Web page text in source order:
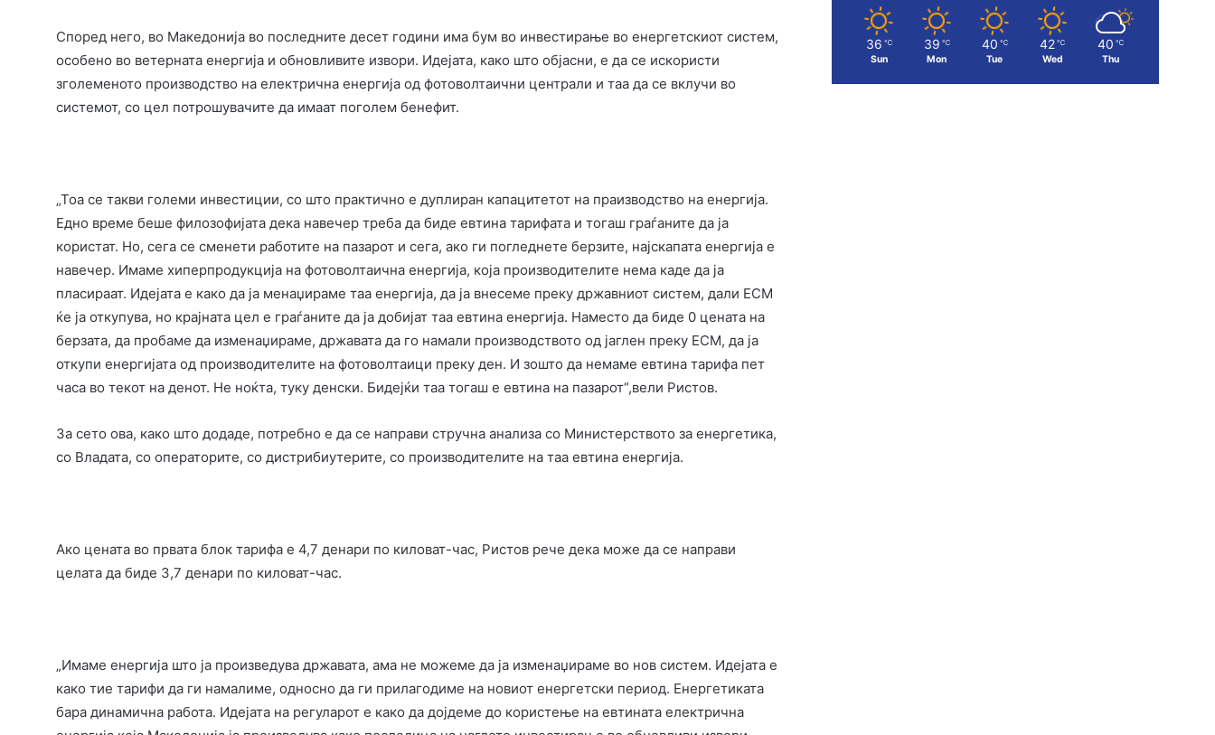
Според него, во Македонија во последните десет години има бум во инвестирање во енергетскиот систем,
особено во ветерната енергија и обновливите извори. Идејата, како што објасни, е да се искористи
зголеменото производство на електрична енергија од фотоволтаични централи и таа да се вклучи во
системот, со цел потрошувачите да имаат поголем бенефит.
„Тоа се такви големи инвестиции, со што практично е дуплиран капацитетот на праизводство на енергија.
Едно време беше филозофијата дека навечер треба да биде евтина тарифата и тогаш граѓаните да ја
користат. Но, сега се сменети работите на пазарот и сега, ако ги погледнете берзите, најскапата енергија е
навечер. Имаме хиперпродукција на фотоволтаична енергија, која производителите нема каде да ја
пласираат. Идејата е како да ја менаџираме таа енергија, да ја внесеме преку државниот систем, дали ЕСМ
ќе ја откупува, но крајната цел е граѓаните да ја добијат таа евтина енергија. Наместо да биде 0 цената на
берзата, да пробаме да изменаџираме, државата да го намали производството од јаглен преку ЕСМ, да ја
откупи енергијата од производителите на фотоволтаици преку ден. И зошто да немаме евтина тарифа пет
часа во текот на денот. Не ноќта, туку денски. Бидејќи таа тогаш е евтина на пазарот“,вели Ристов.
За сето ова, како што додаде, потребно е да се направи стручна анализа со Министерството за енергетика,
со Владата, со операторите, со дистрибиутерите, со производителите на таа евтина енергија.
Ако цената во првата блок тарифа е 4,7 денари по киловат-час, Ристов рече дека може да се направи
целата да биде 3,7 денари по киловат-час.
„Имаме енергија што ја произведува државата, ама не можеме да ја изменаџираме во нов систем. Идејата е
како тие тарифи да ги намалиме, односно да ги прилагодиме на новиот енергетски период. Енергетиката
бара динамична работа. Идејата на регуларот е како да дојдеме до користење на евтината електрична
36 ℃
Sun
39 ℃
Mon
40 ℃
Tue
42 ℃
Wed
40 ℃
Thu